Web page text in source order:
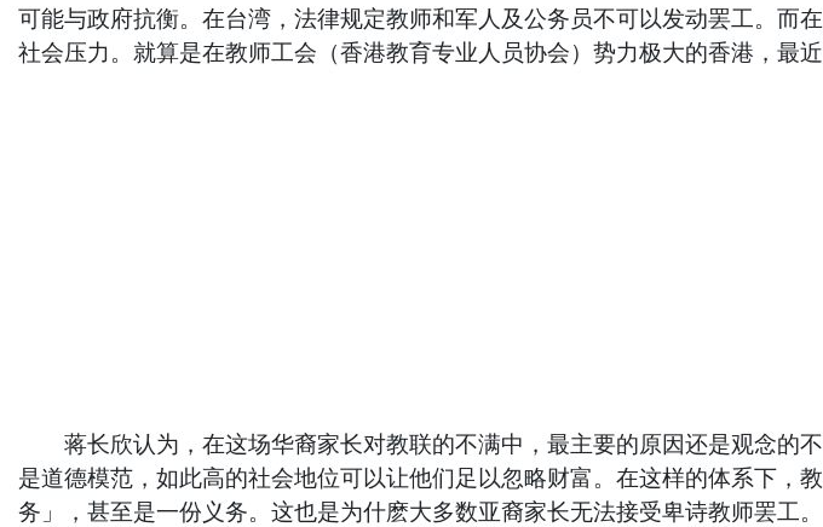
可能与政府抗衡。在台湾，法律规定教师和军人及公务员不可以发动罢工。
社会压力。就算是在教师工会（香港教育专业人员协会）势力极大的香港，最
蒋长欣认为，在这场华裔家长对教联的不满中，最主要的原因还是观念的
是道德模范，如此高的社会地位可以让他们足以忽略财富。在这样的体系下
务」，甚至是一份义务。这也是为什麽大多数亚裔家长无法接受卑诗教师罢工。